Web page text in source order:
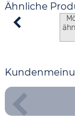
Ähnliche